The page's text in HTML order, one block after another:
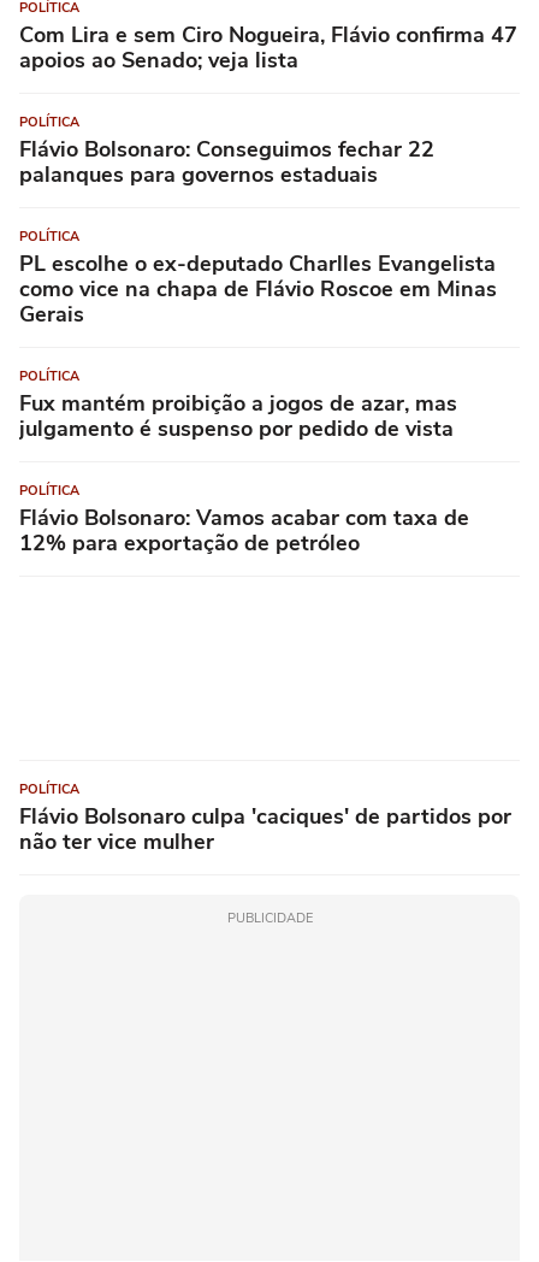
POLÍTICA
Com Lira e sem Ciro Nogueira, Flávio confirma 47
apoios ao Senado; veja lista
POLÍTICA
Flávio Bolsonaro: Conseguimos fechar 22
palanques para governos estaduais
POLÍTICA
PL escolhe o ex-deputado Charlles Evangelista
como vice na chapa de Flávio Roscoe em Minas
Gerais
POLÍTICA
Fux mantém proibição a jogos de azar, mas
julgamento é suspenso por pedido de vista
POLÍTICA
Flávio Bolsonaro: Vamos acabar com taxa de
12% para exportação de petróleo
POLÍTICA
Flávio Bolsonaro culpa 'caciques' de partidos por
não ter vice mulher
PUBLICIDADE